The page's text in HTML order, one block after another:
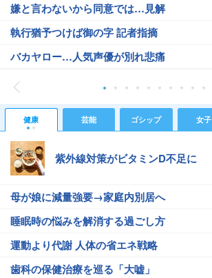
嫌と言わないから同意では…見解
執行猶予つけば御の字 記者指摘
バカヤロー…人気声優が別れ悲痛
健康 芸能 ゴシップ 女子
紫外線対策がビタミンD不足に
母が娘に減量強要→家庭内別居へ
睡眠時の悩みを解消する過ごし方
運動より代謝 人体の省エネ戦略
歯科の保健治療を巡る「大嘘」